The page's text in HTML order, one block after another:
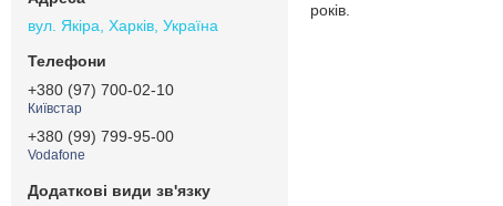
років.
вул. Якіра, Харків, Україна
+380 (97) 700-02-10
Київстар
+380 (99) 799-95-00
Vodafone